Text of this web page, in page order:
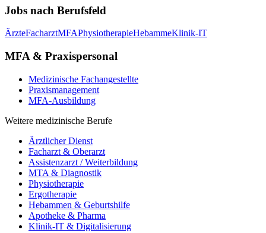
Jobs nach Berufsfeld
ÄrzteFacharztMFAPhysiotherapieHebammeKlinik-IT
MFA & Praxispersonal
Medizinische Fachangestellte
Praxismanagement
MFA-Ausbildung
Weitere medizinische Berufe
Ärztlicher Dienst
Facharzt & Oberarzt
Assistenzarzt / Weiterbildung
MTA & Diagnostik
Physiotherapie
Ergotherapie
Hebammen & Geburtshilfe
Apotheke & Pharma
Klinik-IT & Digitalisierung